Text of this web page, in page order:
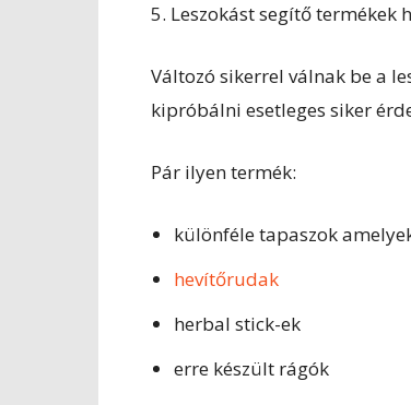
5. Leszokást segítő termékek
Változó sikerrel válnak be a
kipróbálni esetleges siker
Pár ilyen termék:
különféle tapaszok
hevítőrudak
herbal stick-ek
erre készült rágók